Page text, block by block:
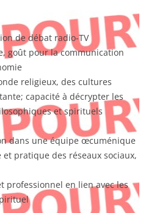
de débat radio-TV
goût pour la communication
religieux, des cultures
capacité à décrypter les
et spirituels
dans une équipe œcuménique
et pratique des réseaux sociaux,
professionnel en lien avec les